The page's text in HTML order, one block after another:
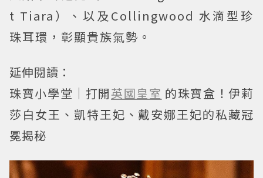
t Tiara）、以及Collingwood 水滴型珍
珠耳環，彰顯貴族氣勢。
延伸閱讀：
珠寶小學堂｜打開英國皇室 的珠寶盒！伊莉
莎白女王、凱特王妃、戴安娜王妃的私藏冠
冕揭秘